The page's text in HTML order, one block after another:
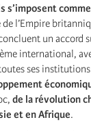
s’imposent
de l’Empire
un accord
international,
ses
de la révolution
et en Afrique.